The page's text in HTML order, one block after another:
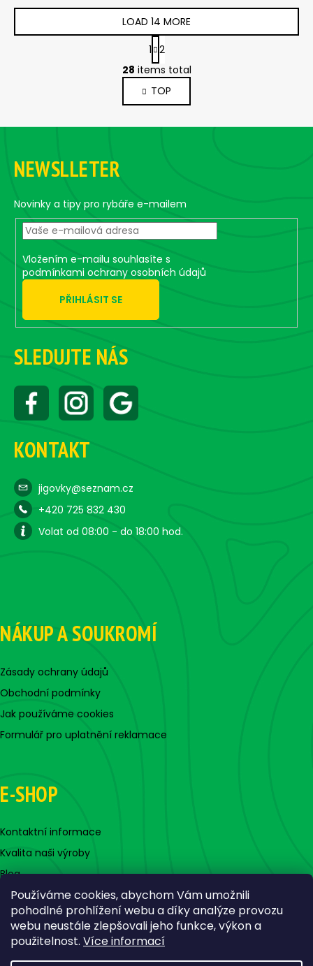
Používáme cookies, abychom Vám umožnili
pohodlné prohlížení webu a díky analýze provozu
webu neustále zlepšovali jeho funkce, výkon a
použitelnost. Více informací
L
i
s
t
i
n
t
l
s
LOAD 14 MORE
P
a
g
i
n
a
1 2
28 items total
TOP
F
NEWSLLETER
Novinky a tipy pro rybáře e-mailem
Vložením e-mailu souhlasíte s
podmínkami ochrany osobních údajů
PŘIHLÁSIT SE
SLEDUJTE NÁS
KONTAKT
jigovky@seznam.cz
+420 725 832 430
Volat od 08:00 - do 18:00 hod.
NÁKUP A SOUKROMÍ
Zásady ochrany údajů
Obchodní podmínky
Jak používáme cookies
Formulář pro uplatnění reklamace
E-SHOP
Kontaktní informace
Kvalita naši výroby
Blog